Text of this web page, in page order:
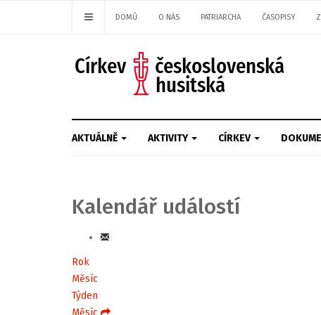
DOMŮ O NÁS PATRIARCHA ČASOPISY
AKTUÁLNĚ AKTIVITY CÍRKEV
Kalendář událostí
Rok
Měsíc
Týden
Měsíc